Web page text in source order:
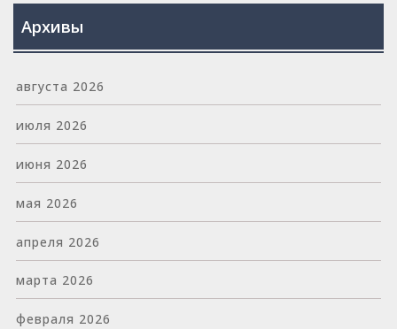
Архивы
августа 2026
июля 2026
июня 2026
мая 2026
апреля 2026
марта 2026
февраля 2026